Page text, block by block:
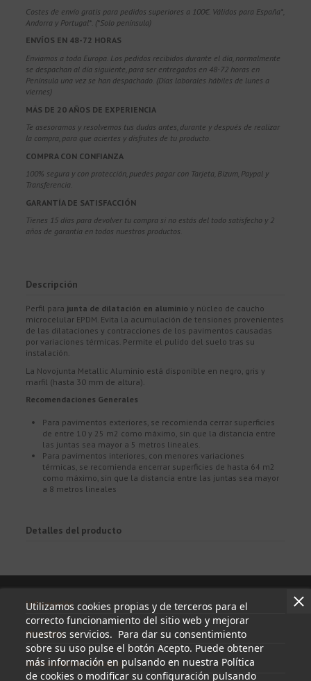
Costes de envío gratis para pedidos superiores a 100€. Válidos para España*,
Andorra y Portugal*. (*Solo península)
ENVÍOS EN 48-72 HORAS
Enviamos a toda Europa. Los pedidos recibidos durante el día, normalmente
se despachan al día siguiente, para ser entregados en 48-72 horas en
Península una vez se han despachado. (Días laborales hábiles de lunes a
viernes)
MÁS DE 20 AÑOS DE EXPERIENCIA
Te asesoramos y resolvemos tus dudas antes, durante y después de realizar
la compra, para que aciertes y disfrutes de tu producto.
COMPRA CON CONFIANZA
100% segura y con protección, puedes pagar con Tarjeta, Bizum, Paypal y
Transferencia.
GARANTÍA DE SATISFACCIÓN
Tienes 15 días para devolver tu compra si no estás del todo satisfecho y 2
años de garantía en todos nuestros productos.
Descripción
Perfil para junta de dilatación en aluminio y núcleo de caucho
microcelular EPDM. Evita la acumulación de tensiones provenientes
de las dilataciones y contracciones de los pavimentos causadas
por variaciones térmicas. Permite el pulido del suelo tras su
instalación.
La Novojunta Metallic Aluminio está disponible en negro, gris y
marfil (hasta 30 mm de altura).
Recomendaciones Generales
Para pavimentos exteriores, se recomienda cerrar superficies
de entre 10 y 25 m2 como máximo, sin que la distancia entre
las juntas sea mayor a 5 metros lineales.
Para pavimentos interiores, con menores variaciones
térmicas, se recomienda encerrar superficies de hasta 64 m2
como máximo, sin que la distancia entre las juntas sea mayor
a 8 metros lineales
Detalles del producto
Utilizamos cookies propias y de terceros para el
correcto funcionamiento del sitio web y mejorar
nuestros servicios. Para dar su consentimiento
sobre su uso pulse el botón Acepto. Puede obtener
más información en pulsando en nuestra Política
de cookies o modificar su configuración pulsando
Información
Mi cuenta
Información de contacto